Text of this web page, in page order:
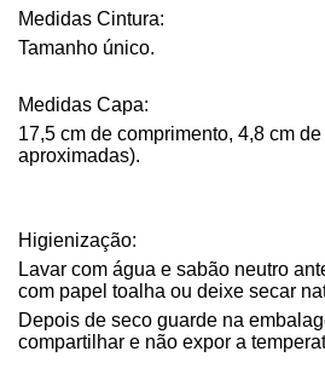
Medidas Cintura:
Tamanho único.
Medidas Capa:
17,5 cm de comprimento, 4,8 cm
aproximadas).
Higienização:
Lavar com água e sabão neutro
com papel toalha ou deixe secar
Depois de seco guarde na
compartilhar e não expor a